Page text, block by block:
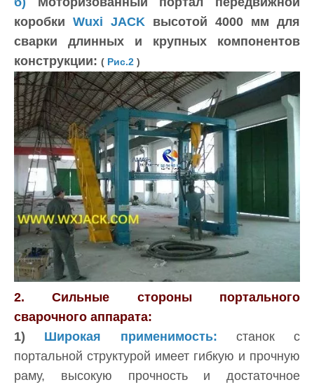
коробки Wuxi JACK высотой 4000 мм для
сварки длинных и крупных компонентов
конструкции: ( Рис.2 )
2. Сильные стороны портального
сварочного аппарата:
1) Широкая применимость: станок с
портальной структурой имеет гибкую и прочную
раму, высокую прочность и достаточное